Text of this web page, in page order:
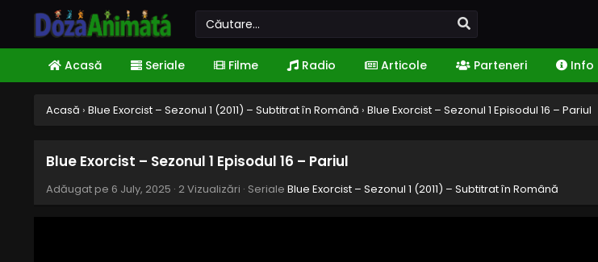
Acasă Seriale Filme Radio Articole Parteneri Info
Acasă › Blue Exorcist – Sezonul 1 (2011) – Subtitrat în Română › Blue Exorcist – Sezonul 1 Episodul 16 – Pariul
Blue Exorcist – Sezonul 1 Episodul 16 – Pariul
Adăugat pe 6 July, 2025 · 2 Vizualizări · Seriale Blue Exorcist – Sezonul 1 (2011) – Subtitrat în Română